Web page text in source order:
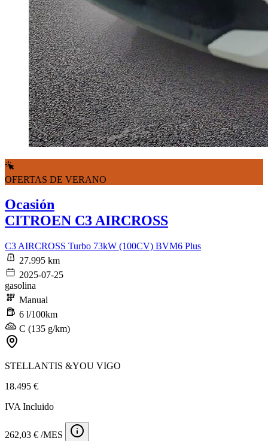
OFERTAS DE VERANO
Ocasión
CITROEN C3 AIRCROSS
C3 AIRCROSS Turbo 73kW (100CV) BVM6 Plus
27.995 km
2025-07-25
gasolina
Manual
6 l/100km
C (135 g/km)
STELLANTIS &YOU VIGO
18.495 €
IVA Incluido
262,03 € /MES